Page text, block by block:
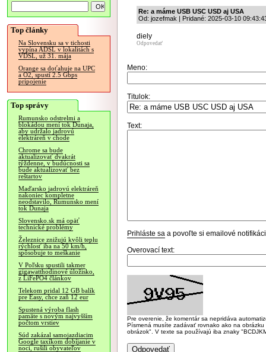
Top články
Na Slovensku sa v tichosti
vypína ADSL v lokalitách s
VDSL, už 31. mája
Orange sa doťahuje na UPC
a O2, spustí 2.5 Gbps
pripojenie
Top správy
Rumunsko odstrelmi a
blokádou mení tok Dunaja,
aby udržalo jadrovú
elektráreň v chode
Chrome sa bude
aktualizovať dvakrát
týždenne, v budúcnosti sa
bude aktualizovať bez
reštartov
Maďarsko jadrovú elektráreň
nakoniec kompletne
neodstavilo, Rumunsko mení
tok Dunaja
Slovensko.sk má opäť
technické problémy
Železnice znižujú kvôli teplu
rýchlosť iba na 50 km/h,
spôsobuje to meškanie
V Poľsku spustili takmer
gigawatthodinové úložisko,
z LiFePO4 článkov
Telekom pridal 12 GB balík
pre Easy, chce zaň 12 eur
Spustená výroba flash
pamäte s novým najvyšším
počtom vrstiev
Súd zakázal samojazdiacim
Google taxíkom dobíjanie v
noci, rušili obyvateľov
Re: a máme USB USC USD aj USA
Od: jozefmak | Pridané: 2025-03-10
diely
Odpovedať
Meno:
Titulok:
Text:
Prihláste sa a povoľte si emailové
Overovací text:
Pre overenie, že komentár sa nepridáva
Písmená musíte zadávať rovnako ako na
obrázok". V texte sa používajú iba znaky